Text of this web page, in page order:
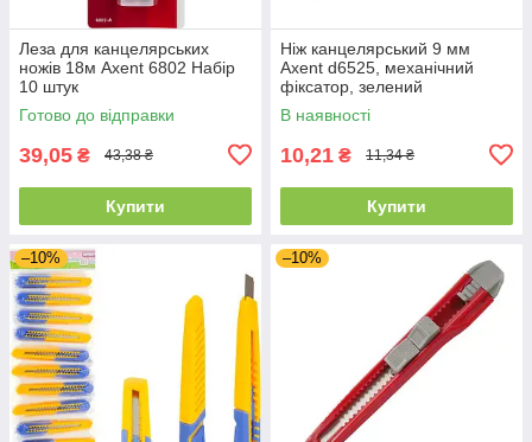
Леза для канцелярських
ножів 18м Axent 6802 Набір
10 штук
Готово до відправки
39,05 ₴ 43,38 ₴
Купити
Ніж канцелярський 9 мм
Axent d6525, механічний
фіксатор, зелений
В наявності
10,21 ₴ 11,34 ₴
Купити
–10% –10%